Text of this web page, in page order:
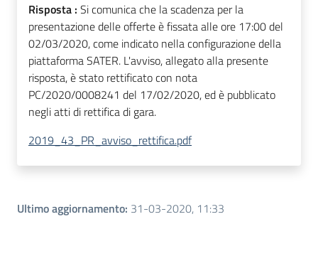
Risposta : Si comunica che la scadenza per la
presentazione delle offerte è fissata alle ore 17:00 del
02/03/2020, come indicato nella configurazione della
piattaforma SATER. L'avviso, allegato alla presente
risposta, è stato rettificato con nota
PC/2020/0008241 del 17/02/2020, ed è pubblicato
negli atti di rettifica di gara.
2019_43_PR_avviso_rettifica.pdf
Ultimo aggiornamento: 31-03-2020, 11:33